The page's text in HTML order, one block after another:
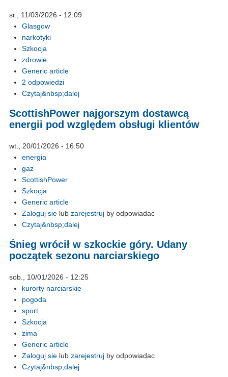
sr., 11/03/2026 - 12:09
Glasgow
narkotyki
Szkocja
zdrowie
Generic article
2 odpowiedzi
Czytaj&nbsp;dalej
ScottishPower najgorszym dostawcą
energii pod względem obsługi klientów
wt., 20/01/2026 - 16:50
energia
gaz
ScottishPower
Szkocja
Generic article
Zaloguj sie lub zarejestruj by odpowiadac
Czytaj&nbsp;dalej
Śnieg wrócił w szkockie góry. Udany
początek sezonu narciarskiego
sob., 10/01/2026 - 12:25
kurorty narciarskie
pogoda
sport
Szkocja
zima
Generic article
Zaloguj sie lub zarejestruj by odpowiadac
Czytaj&nbsp;dalej